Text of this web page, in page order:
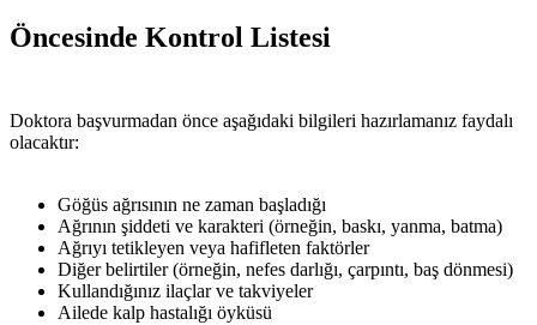
Öncesinde Kontrol Listesi
Doktora başvurmadan önce aşağıdaki bilgileri hazırlamanız faydalı
olacaktır:
Göğüs ağrısının ne zaman başladığı
Ağrının şiddeti ve karakteri (örneğin, baskı, yanma, batma)
Ağrıyı tetikleyen veya hafifleten faktörler
Diğer belirtiler (örneğin, nefes darlığı, çarpıntı, baş dönmesi)
Kullandığınız ilaçlar ve takviyeler
Ailede kalp hastalığı öyküsü